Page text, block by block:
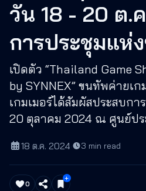
วัน 18 - 20 ต
การประชุมแห่
เปิดตัว “Thailand Game
by SYNNEX” ขนทัพค่ายเ
เกมเมอร์ได้สัมผัสประสบก
20 ตุลาคม 2024 ณ ศูนย์ป
18 ต.ค. 2024· 3 min read
0